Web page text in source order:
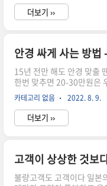
은 풀처럼 기쁘게 흔들릴
원에 대한 비전을 약속하고
서두르지 말아야 할 것이
다. 많은 최고경영자들이
다. 조직과 기업 그리고 사
더보기 ››
15년 전만 해도 안경 맞출
한번 맞추면 20-30만원은
없었습니다. 그러나 10년
저렴하면서도 괜찮은 품질
수 있게 됐습니다. 첫번째,
매 안경점에서 프랜차이즈
는 블루라이트 차단이 들어
프랜차이즈 안경점에 가면
배신감이 든 단골들은 결
카테고리 없음 2022. 8. 9.
더보기 ››
고객이 상상한 것보
불량고객도 고객이다 일본